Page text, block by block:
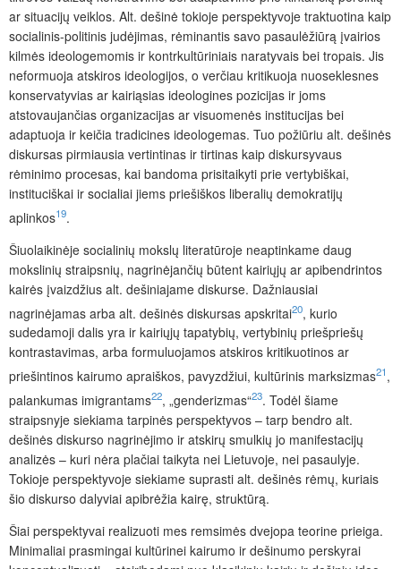
ar situacijų veiklos. Alt. dešinė tokioje perspektyvoje traktuotina kaip
socialinis-politinis judėjimas, rėminantis savo pasaulėžiūrą įvairios
kilmės ideologemomis ir kontrkultūriniais naratyvais bei tropais. Jis
neformuoja atskiros ideologijos, o verčiau kritikuoja nuoseklesnes
konservatyvias ar kairiąsias ideologines pozicijas ir joms
atstovaujančias organizacijas ar visuomenės institucijas bei
adaptuoja ir keičia tradicines ideologemas. Tuo požiūriu alt. dešinės
diskursas pirmiausia vertintinas ir tirtinas kaip diskursyvaus
rėminimo procesas, kai bandoma prisitaikyti prie vertybiškai,
instituciškai ir socialiai jiems priešiškos liberalių demokratijų
aplinkos19.
Šiuolaikinėje socialinių mokslų literatūroje neaptinkame daug
mokslinių straipsnių, nagrinėjančių būtent kairiųjų ar apibendrintos
kairės įvaizdžius alt. dešiniajame diskurse. Dažniausiai
nagrinėjamas arba alt. dešinės diskursas apskritai20, kurio
sudedamoji dalis yra ir kairiųjų tapatybių, vertybinių priešpriešų
kontrastavimas, arba formuluojamos atskiros kritikuotinos ar
priešintinos kairumo apraiškos, pavyzdžiui, kultūrinis marksizmas21,
palankumas imigrantams22, „genderizmas“23. Todėl šiame
straipsnyje siekiama tarpinės perspektyvos – tarp bendro alt.
dešinės diskurso nagrinėjimo ir atskirų smulkių jo manifestacijų
analizės – kuri nėra plačiai taikyta nei Lietuvoje, nei pasaulyje.
Tokioje perspektyvoje siekiame suprasti alt. dešinės rėmų, kuriais
šio diskurso dalyviai apibrėžia kairę, struktūrą.
Šiai perspektyvai realizuoti mes remsimės dvejopa teorine prieiga.
Minimaliai prasmingai kultūrinei kairumo ir dešinumo perskyrai